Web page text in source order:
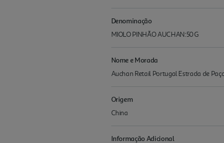
Denominação
MIOLO PINHÃO AUCHAN:50 G
Nome e Morada
Auchan Retail Portugal Estrada de
Origem
China
Informação Adicional